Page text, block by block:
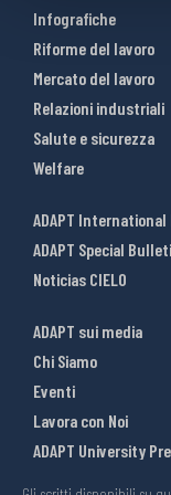
Infografiche
Riforme del lavoro
Mercato del lavoro
Relazioni industriali
Salute e sicurezza
Welfare
ADAPT
ADAPT Special
Noticias CIELO
ADAPT sui media
Chi Siamo
Eventi
Lavora con Noi
ADAPT University